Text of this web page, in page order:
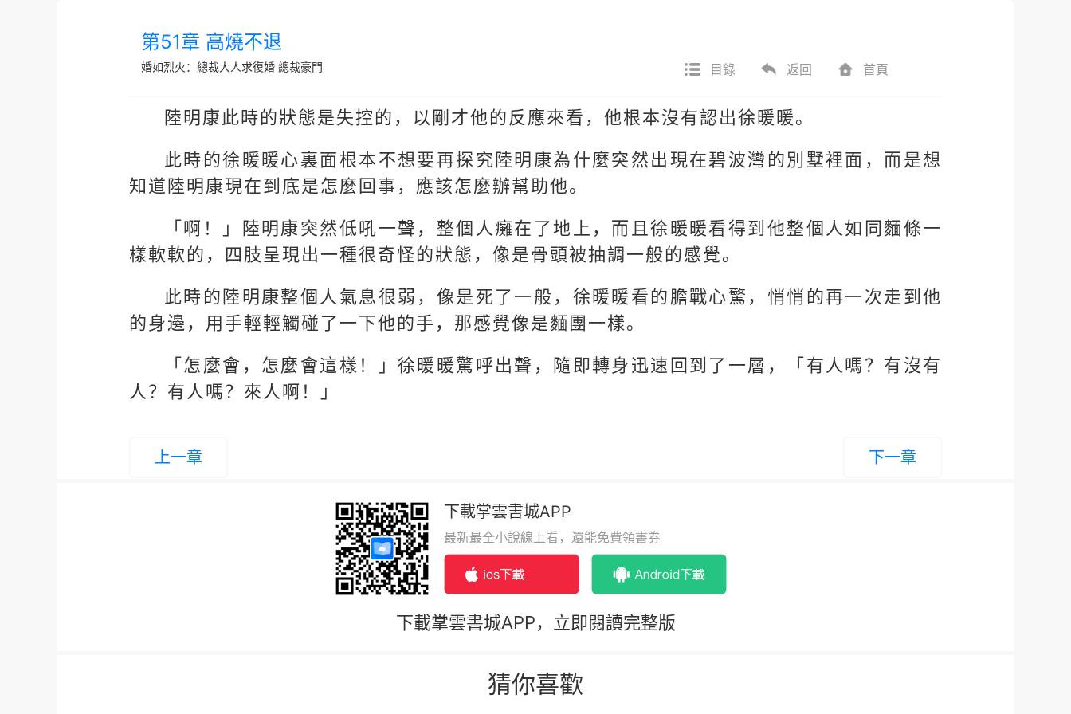
第51章 高燒不退
婚如烈火：總裁大人求復婚 總裁豪門 目錄 返回 首頁
陸明康此時的狀態是失控的，以剛才他的反應來看，他根本沒有認出徐暖暖。
此時的徐暖暖心裏面根本不想要再探究陸明康為什麼突然出現在碧波灣的別墅裡面，而是想
知道陸明康現在到底是怎麼回事，應該怎麼辦幫助他。
「啊！」陸明康突然低吼一聲，整個人癱在了地上，而且徐暖暖看得到他整個人如同麵條一
樣軟軟的，四肢呈現出一種很奇怪的狀態，像是骨頭被抽調一般的感覺。
此時的陸明康整個人氣息很弱，像是死了一般，徐暖暖看的膽戰心驚，悄悄的再一次走到他
的身邊，用手輕輕觸碰了一下他的手，那感覺像是麵團一樣。
「怎麼會，怎麼會這樣！」徐暖暖驚呼出聲，隨即轉身迅速回到了一層，「有人嗎？有沒有
人？有人嗎？來人啊！」
上一章 下一章
下載掌雲書城APP
最新最全小說線上看，還能免費領書券
下載掌雲書城APP，立即閱讀完整版
猜你喜歡